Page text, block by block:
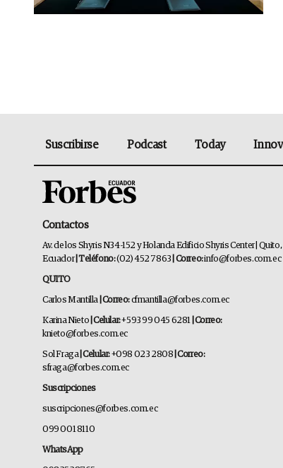
Suscribirse Podcast Today
Contactos
Av. de los Shyris N34-152 y Holanda Edificio Shyris Center | Quito,
Ecuador | Teléfono:(02) 452 7863 | Correo:info@forbes.com.ec
QUITO
Carlos Mantilla | Correo:cfmantilla@forbes.com.ec
Karina Nieto | Celular:+593 99 045 6281 | Correo:
knieto@forbes.com.ec
Sol Fraga| Celular:+098 023 2808 | Correo:
sfraga@forbes.com.ec
Suscripciones
suscripciones@forbes.com.ec
099 001 8110
WhatsApp